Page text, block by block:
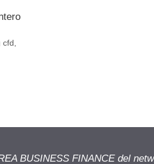
cfd
BUSINESS FINANCE del